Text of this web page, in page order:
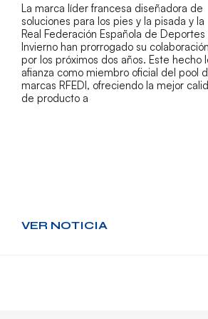
La marca líder francesa diseñadora de
soluciones para los pies y la pisada y la
Real Federación Española de Deportes
Invierno han prorrogado su colaboración
por los próximos dos años. Este hecho
afianza como miembro oficial del pool
marcas RFEDI, ofreciendo la mejor
de producto a
VER NOTICIA